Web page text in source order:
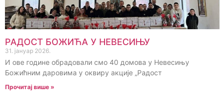
РАДОСТ БОЖИЋА У НЕВЕСИЊУ
31. јануар 2026.
И ове године обрадовали смо 40 домова у Невесињу
Божићним даровима у оквиру акције „Радост
Прочитај више »